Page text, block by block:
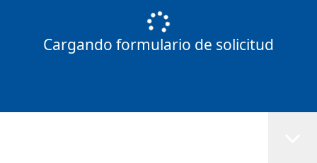
Cargando formulario de solicitud